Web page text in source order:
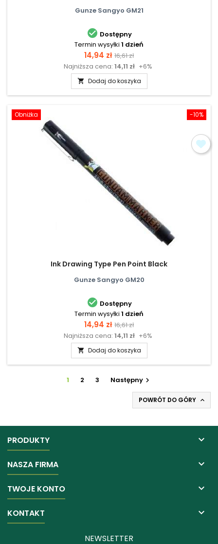
Gunze Sangyo GM21
 Dostępny
Termin wysyłki 1 dzień
Cena
14,94 zł Cena
podstawowa
16,61 zł
Najniższa cena: 14,11 zł +6%
 Dodaj do koszyka
-10%
Obniżka
Ink Drawing Type Pen Point Black
Gunze Sangyo GM20
 Dostępny
Termin wysyłki 1 dzień
Cena
14,94 zł Cena
podstawowa
16,61 zł
Najniższa cena: 14,11 zł +6%
 Dodaj do koszyka
1 2 3 Następny
POWRÓT DO GÓRY 
PRODUKTY 
NASZA FIRMA 
TWOJE KONTO 
KONTAKT 
NEWSLETTER